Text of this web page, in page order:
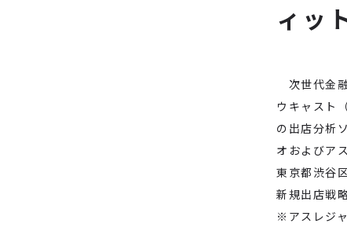
ィッ
次世代金
ウキャスト
の出店分析
オおよびア
東京都渋谷
新規出店戦
※アスレジ